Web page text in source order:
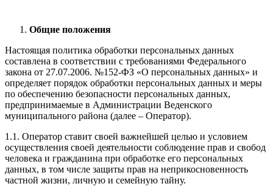
Общие положения
Настоящая политика обработки персональных данных
составлена в соответствии с требованиями Федерального
закона от 27.07.2006. №152-ФЗ «О персональных данных» и
определяет порядок обработки персональных данных и меры
по обеспечению безопасности персональных данных,
предпринимаемые в Администрации Веденского
муниципального района (далее – Оператор).
1.1. Оператор ставит своей важнейшей целью и условием
осуществления своей деятельности соблюдение прав и свобод
человека и гражданина при обработке его персональных
данных, в том числе защиты прав на неприкосновенность
частной жизни, личную и семейную тайну.